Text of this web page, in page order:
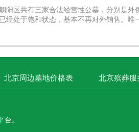
阳区共有三家合法经营性公墓，分别是外
处于饱和状态，基本不再对外销售。唯
北京周边墓地价格表 北京殡葬服
。